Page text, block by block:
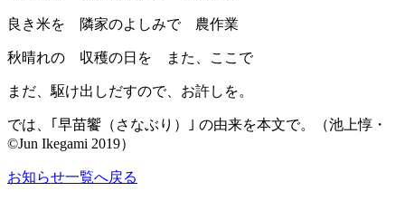
良き米を 隣家のよしみで 農作業
秋晴れの 収穫の日を また、ここで
まだ、駆け出しだすので、お許しを。
では、｢早苗饗（さなぶり）｣ の由来を本文で。（池上惇・
©Jun Ikegami 2019）
お知らせ一覧へ戻る